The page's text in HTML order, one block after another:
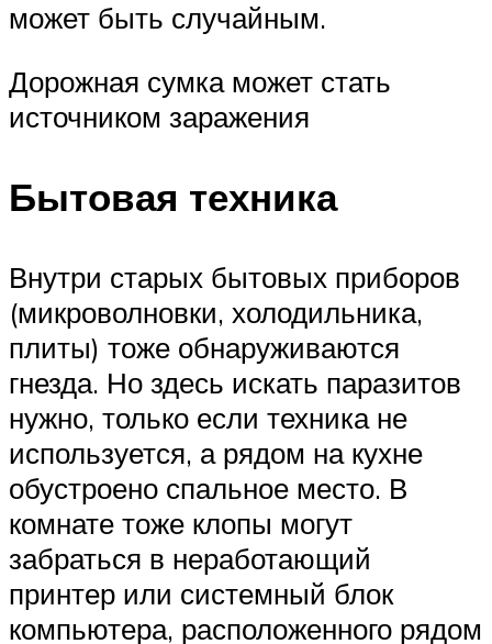
может быть случайным.
Дорожная сумка может стать
источником заражения
Бытовая техника
Внутри старых бытовых приборов
(микроволновки, холодильника,
плиты) тоже обнаруживаются
гнезда. Но здесь искать паразитов
нужно, только если техника не
используется, а рядом на кухне
обустроено спальное место. В
комнате тоже клопы могут
забраться в неработающий
принтер или системный блок
компьютера, расположенного рядом